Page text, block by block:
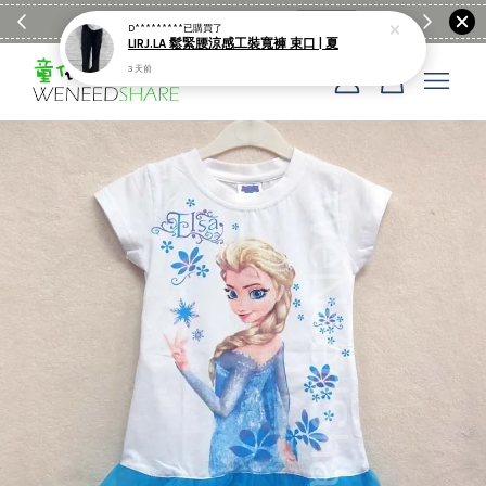
滿$1990送日亞麻棉簡約餐墊 童裝
您的購物車目前還是空的。
繼續購物
D*********已購買了
LIRJ.LA 鬆緊腰涼感工裝寬褲 束口 | 夏
3 天前